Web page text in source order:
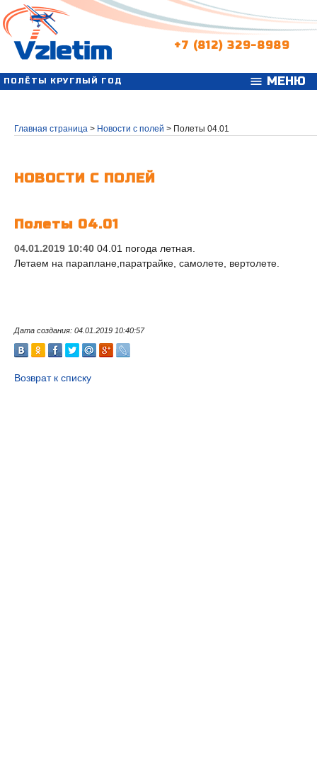
+7 (812) 329-8989
ПОЛЁТЫ КРУГЛЫЙ ГОД menu МЕНЮ
Главная страница > Новости с полей > Полеты 04.01
НОВОСТИ С ПОЛЕЙ
Полеты 04.01
04.01.2019 10:40 04.01 погода летная.
Летаем на параплане,паратрайке, самолете, вертолете.
Дата создания: 04.01.2019 10:40:57
Возврат к списку